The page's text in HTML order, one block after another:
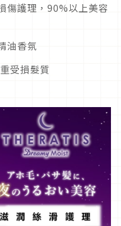
傷護理，90%以上美容
油香氛
受損髮質